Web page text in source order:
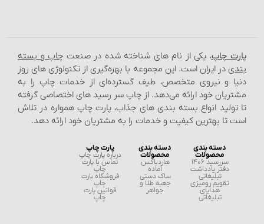
پارت چاپ، یکی از نام‌ های شناخته شده در صنعتچاپ و بسته‌
بندیدر ایران است. این مجموعه با بهره‌گیری از تکنولوژی‌ های روز
دنیا و نیروی متخصص، طیف گسترده‌ای از خدمات چاپ را به
مشتریان خود ارائه می‌دهد. از چاپ سر رسید های اختصاصی گرفته
تا تولید انواع بسته‌ بندی‌ های جذاب، پارت چاپ همواره در تلاش
است تا بهترین کیفیت و خدمات را به مشتریان خود ارائه دهد.
دسته بندی
محصولات
سررسید 1406
دفتر یادداشت
تبلیغاتی
تقویم رومیزی
هدایای
تبلیغاتی
دسته بندی
محصولات
هاردباکس
آماده
ساک دستی
جعبه طلا و
جواهر
پارت چاپ
درباره پارت چاپ
تماس با پارت
چاپ
فروشگاه پارت
چاپ
قوانین پارت
چاپ